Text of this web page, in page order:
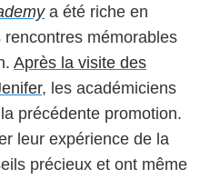
a été riche en
mémorables
Après la visite des
, les académiciens
précédente promotion.
leur expérience de la
précieux et ont même